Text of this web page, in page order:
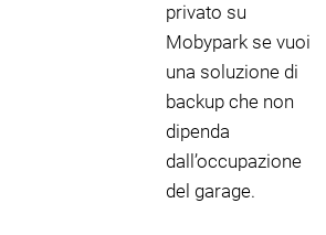
privato su
Mobypark se vuoi
una soluzione di
backup che non
dipenda
dall’occupazione
del garage.